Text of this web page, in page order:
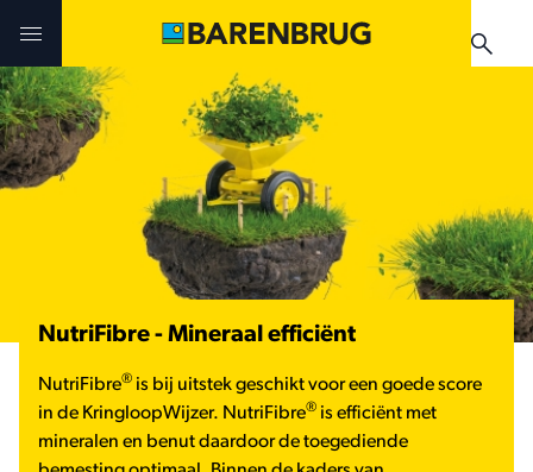
NutriFibre - Mineraal efficiënt
NutriFibre® is bij uitstek geschikt voor een goede score
in de KringloopWijzer. NutriFibre® is efficiënt met
mineralen en benut daardoor de toegediende
Uitdagingen en oplossingen
Technologieën
Praktijkervaringen
Teelthandleidingen
Nieuws & Events
Uitdagingen en oplossingen
Technologieën
Verkooppunten
Nieuws & Events
Uitdagingen en oplossingen
Producten
Teelthandleidingen
Nieuws & Events
Verkooppunten